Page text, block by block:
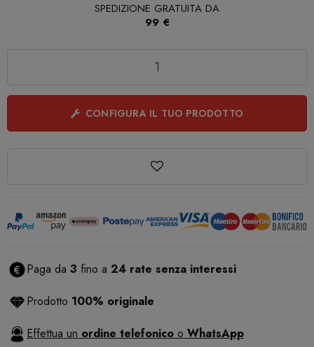
SPEDIZIONE GRATUITA DA
99 €
CONFIGURA IL TUO PRODOTTO
Paga da 3 fino a 24 rate senza interessi
Prodotto 100% originale
Effettua un ordine telefonico o WhatsApp